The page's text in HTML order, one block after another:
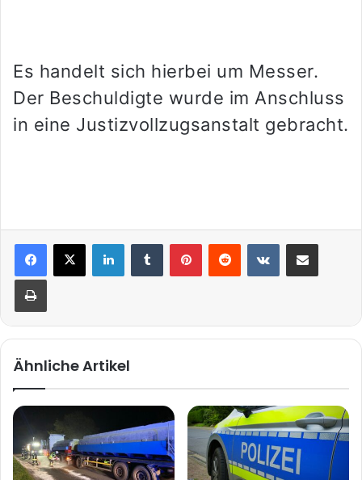
Es handelt sich hierbei um Messer.
Der Beschuldigte wurde im Anschluss
in eine Justizvollzugsanstalt gebracht.
LinkedInTumblr PinterestReddit VKontakteTeile per E-Mail
Drucken
Ähnliche Artikel